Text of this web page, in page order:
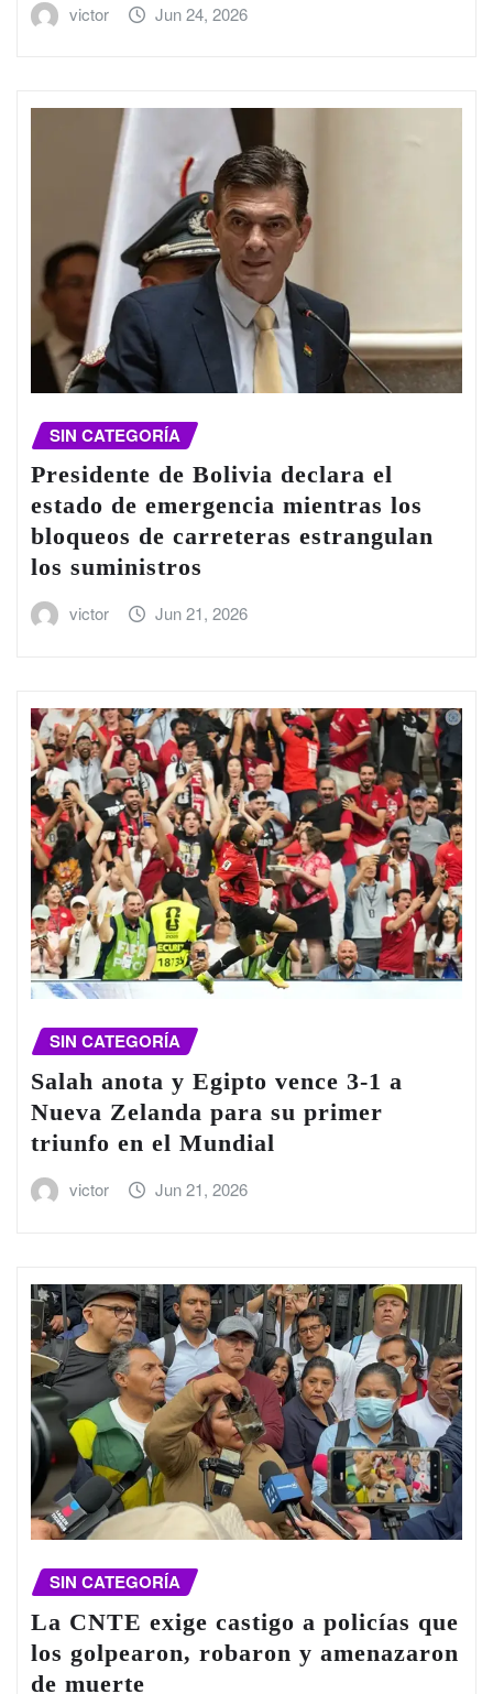
victor Jun 24, 2026
SIN CATEGORÍA
Presidente de Bolivia declara el
estado de emergencia mientras los
bloqueos de carreteras estrangulan
los suministros
victor Jun 21, 2026
SIN CATEGORÍA
Salah anota y Egipto vence 3-1 a
Nueva Zelanda para su primer
triunfo en el Mundial
victor Jun 21, 2026
SIN CATEGORÍA
La CNTE exige castigo a policías que
los golpearon, robaron y amenazaron
de muerte